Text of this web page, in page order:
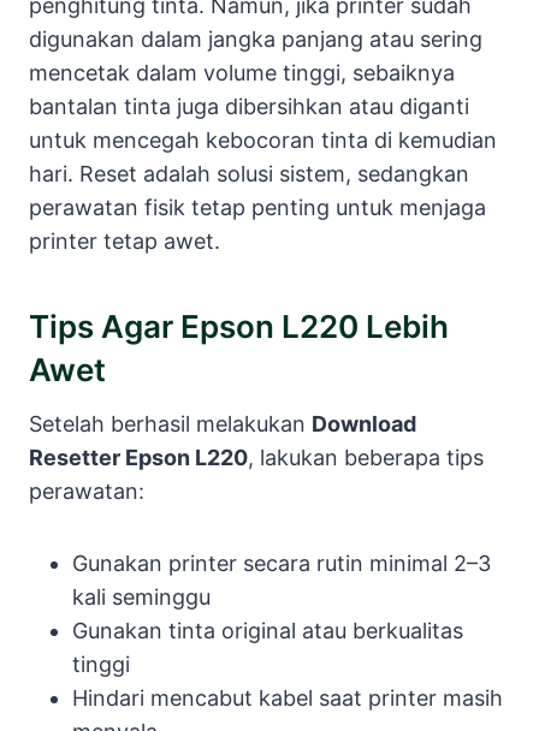
penghitung tinta. Namun, jika printer sudah
digunakan dalam jangka panjang atau sering
mencetak dalam volume tinggi, sebaiknya
bantalan tinta juga dibersihkan atau diganti
untuk mencegah kebocoran tinta di kemudian
hari. Reset adalah solusi sistem, sedangkan
perawatan fisik tetap penting untuk menjaga
printer tetap awet.
Tips Agar Epson L220 Lebih
Awet
Setelah berhasil melakukan Download
Resetter Epson L220, lakukan beberapa tips
perawatan:
Gunakan printer secara rutin minimal 2–3
kali seminggu
Gunakan tinta original atau berkualitas
tinggi
Hindari mencabut kabel saat printer masih